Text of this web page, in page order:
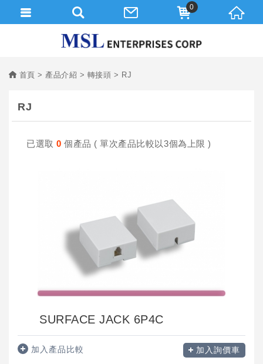
首頁 產品介紹 轉接頭 RJ
RJ
已選取 0個產品 ( 單次產品比較以3個為上限 )
SURFACE JACK 6P4C
加入產品比較 加入詢價車
0